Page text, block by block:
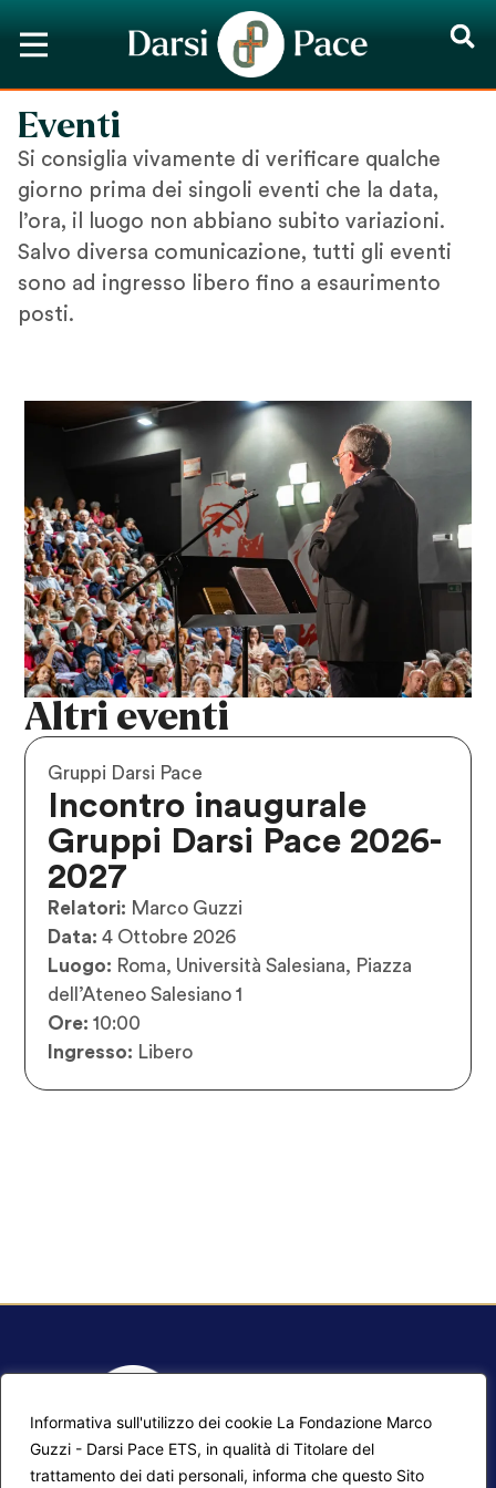
Informativa sull'utilizzo dei cookie La Fondazione Marco
Guzzi - Darsi Pace ETS, in qualità di Titolare del
trattamento dei dati personali, informa che questo Sito
Eventi
Si consiglia vivamente di verificare qualche
giorno prima dei singoli eventi che la data,
l’ora, il luogo non abbiano subito variazioni.
Salvo diversa comunicazione, tutti gli eventi
sono ad ingresso libero fino a esaurimento
posti.
Altri eventi
Gruppi Darsi Pace
Incontro inaugurale
Gruppi Darsi Pace 2026-
2027
Relatori: Marco Guzzi
Data: 4 Ottobre 2026
Luogo: Roma, Università Salesiana, Piazza
dell’Ateneo Salesiano 1
Ore: 10:00
Ingresso: Libero